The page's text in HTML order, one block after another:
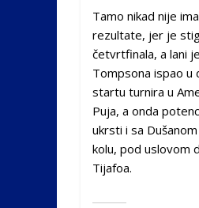
Tamo nikad nije
rezultate, jer je
četvrtfinala, a lani
Tompsona ispao u
startu turnira u
Puja, a onda
ukrsti i sa
kolu, pod uslovom
Tijafoa.